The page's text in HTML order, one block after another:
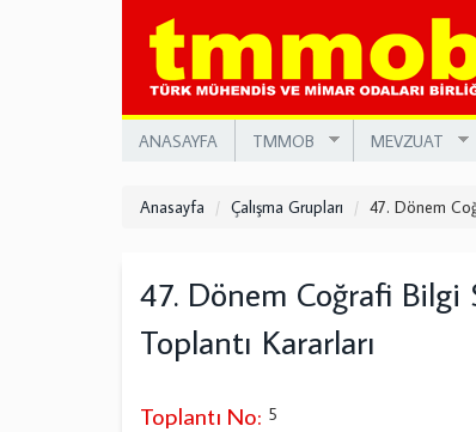
ANASAYFA TMMOB MEVZUAT
Anasayfa Çalışma Grupları 47. Dönem
47. Dönem Coğrafi
Toplantı Kararları
Toplantı No: 5